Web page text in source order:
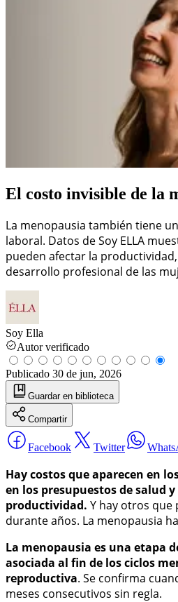
El costo invisible de la
La menopausia también tiene
laboral. Datos de Soy ELLA
pueden afectar la
desarrollo profesional de las
Soy Ella
Autor verificado
Publicado 30 de jun, 2026
Guardar en biblioteca
Compartir
Facebook Twitter
Hay costos que aparecen en
en los presupuestos de salud
productividad. Y hay otros que
durante años. La menopausia
La menopausia es una etapa
asociada al fin de los ciclos
reproductiva. Se confirma
meses consecutivos sin regla.